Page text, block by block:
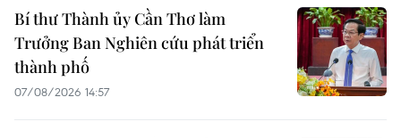
Bí thư Thành ủy Cần Thơ làm
Trưởng Ban Nghiên cứu phát triển
thành phố
07/08/2026 14:57